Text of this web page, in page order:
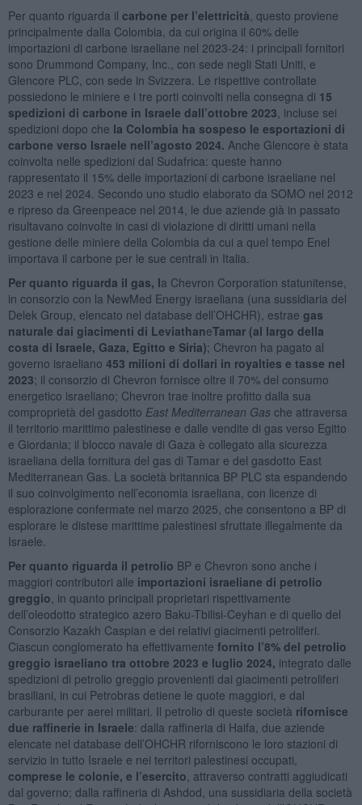
Per quanto riguarda il carbone per l’elettricità , questo proviene
principalmente dalla Colombia, da cui origina il 60% delle
importazioni di carbone israeliane nel 2023-24: i principali fornitori
sono Drummond Company, Inc., con sede negli Stati Uniti, e
Glencore PLC, con sede in Svizzera. Le rispettive controllate
possiedono le miniere e i tre porti coinvolti nella consegna di 15
spedizioni di carbone in Israele dall’ottobre 2023 , incluse sei
spedizioni dopo che la Colombia ha sospeso le esportazioni di
carbone verso Israele nell’agosto 2024. Anche Glencore è stata
coinvolta nelle spedizioni dal Sudafrica: queste hanno
rappresentato il 15% delle importazioni di carbone israeliane nel
2023 e nel 2024. Secondo uno studio elaborato da SOMO nel 2012
e ripreso da Greenpeace nel 2014, le due aziende già in passato
risultavano coinvolte in casi di violazione di diritti umani nella
gestione delle miniere della Colombia da cui a quel tempo Enel
importava il carbone per le sue centrali in Italia.
Per quanto riguarda il gas, la Chevron Corporation statunitense,
in consorzio con la NewMed Energy israeliana (una sussidiaria del
Delek Group, elencato nel database dell’OHCHR), estrae gas
naturale dai giacimenti di LeviathaneTamar (al largo della
costa di Israele, Gaza, Egitto e Siria); Chevron ha pagato al
governo israeliano 453 milioni di dollari in royalties e tasse nel
2023; il consorzio di Chevron fornisce oltre il 70% del consumo
energetico israeliano; Chevron trae inoltre profitto dalla sua
comproprietà del gasdotto East Mediterranean Gasche attraversa
il territorio marittimo palestinese e dalle vendite di gas verso Egitto
e Giordania; il blocco navale di Gaza è collegato alla sicurezza
israeliana della fornitura del gas di Tamar e del gasdotto East
Mediterranean Gas. La società britannica BP PLC sta espandendo
il suo coinvolgimento nell’economia israeliana, con licenze di
esplorazione confermate nel marzo 2025, che consentono a BP di
esplorare le distese marittime palestinesi sfruttate illegalmente da
Israele.
Per quanto riguarda il petrolio BP e Chevron sono anche i
maggiori contributori alle importazioni israeliane di petrolio
greggio , in quanto principali proprietari rispettivamente
dell’oleodotto strategico azero Baku-Tbilisi-Ceyhan e di quello del
Consorzio Kazakh Caspian e dei relativi giacimenti petroliferi.
Ciascun conglomerato ha effettivamente fornito l’8% del petrolio
greggio israeliano tra ottobre 2023 e luglio 2024, integrato dalle
spedizioni di petrolio greggio provenienti dai giacimenti petroliferi
brasiliani, in cui Petrobras detiene le quote maggiori, e dal
carburante per aerei militari. Il petrolio di queste società rifornisce
due raffinerie in Israele: dalla raffineria di Haifa, due aziende
elencate nel database dell’OHCHR riforniscono le loro stazioni di
servizio in tutto Israele e nei territori palestinesi occupati,
comprese le colonie, e l’esercito , attraverso contratti aggiudicati
dal governo; dalla raffineria di Ashdod, una sussidiaria della società